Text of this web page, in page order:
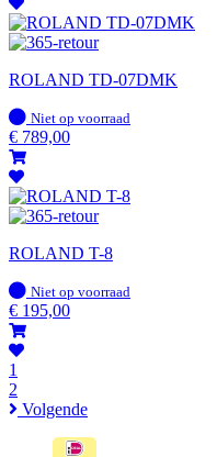
ROLAND TD-07DMK
Op
voorraad
Niet op voorraad
€ 789,00
ROLAND T-8
Op
voorraad
Niet op voorraad
€ 195,00
1
2
Volgende